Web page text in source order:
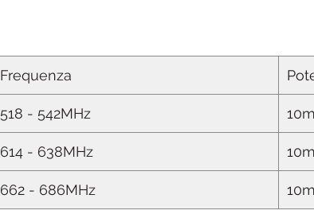
Frequenza
518 - 542MHz
614 - 638MHz
662 - 686MHz